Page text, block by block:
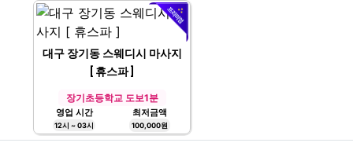
대구 장기동 스웨디시 마사지
[ 휴스파 ]
장기초등학교 도보1분
영업 시간
12시 ~ 03시
최저금액
100,000원